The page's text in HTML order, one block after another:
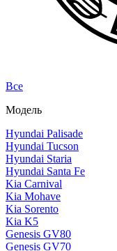
Все
Модель
Hyundai Palisade
Hyundai Tucson
Hyundai Staria
Hyundai Santa Fe
Kia Carnival
Kia Mohave
Kia Sorento
Kia K5
Genesis GV80
Genesis GV70